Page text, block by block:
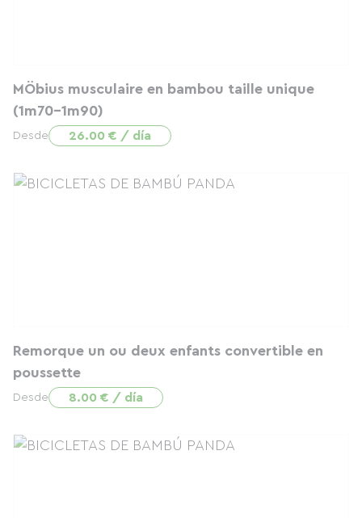
MÖbius musculaire en bambou taille unique
(1m70-1m90)
Desde 26.00 € / día
Remorque un ou deux enfants convertible en
poussette
Desde 8.00 € / día